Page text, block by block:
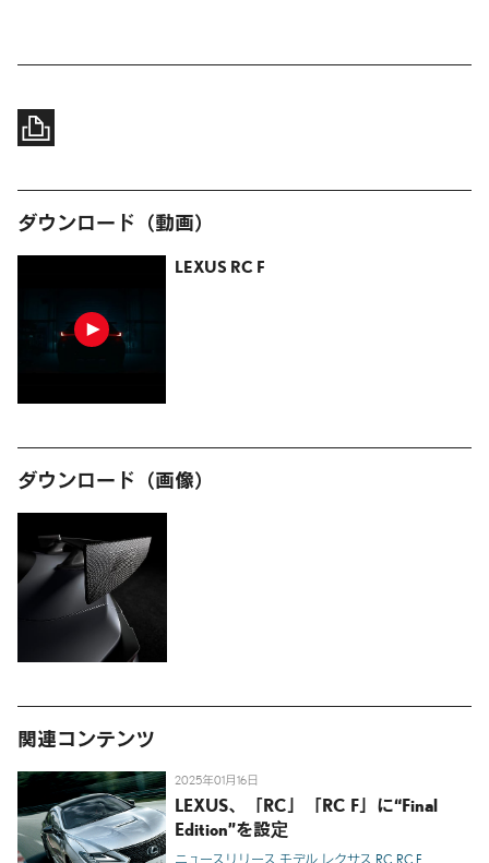
ダウンロード（動画）
LEXUS RC F
ダウンロード（画像）
関連コンテンツ
2025年01月16日
LEXUS、「RC」「RC F」に“Final
Edition”を設定
ニュースリリース モデル レクサス RC RC F